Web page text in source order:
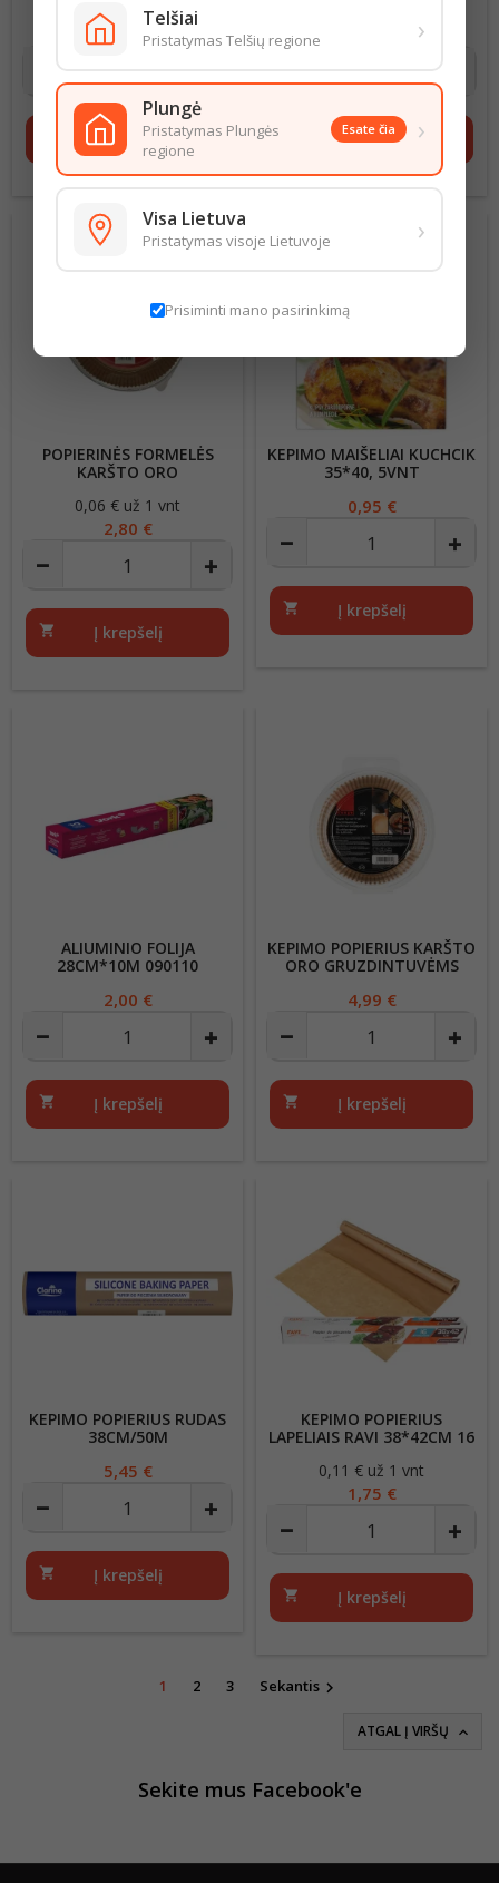
Kaina
0,12 € už 1 m
1,20 €
Į krepšelį Į krepšelį
POPIERINĖS FORMELĖS
KARŠTO ORO
200X45MM 504
Kaina
0,06 € už 1 vnt
2,80 €
shopping_cart Į krepšelį
KEPIMO MAIŠELIAI KUCHCIK
35*40, 5VNT
Kaina
0,95 €
shopping_cart Į krepšelį
ALIUMINIO FOLIJA
28CM*10M 090110
Kaina
2,00 €
shopping_cart Į krepšelį
KEPIMO POPIERIUS KARŠTO
ORO GRUZDINTUVĖMS
Kaina
4,99 €
shopping_cart Į krepšelį
KEPIMO POPIERIUS RUDAS
38CM/50M
Kaina
5,45 €
shopping_cart Į krepšelį
KEPIMO POPIERIUS
LAPELIAIS RAVI 38*42CM 16
Kaina
0,11 € už 1 vnt
1,75 €
shopping_cart Į krepšelį
1 2 3 Sekantis 
ATGAL Į VIRŠŲ 
Sekite mus Facebook'e
Telšiai
Pristatymas Telšių regione ›
Plungė
Pristatymas Plungės
regione
Esate čia ›
Visa Lietuva
Pristatymas visoje Lietuvoje ›
Prisiminti mano pasirinkimą